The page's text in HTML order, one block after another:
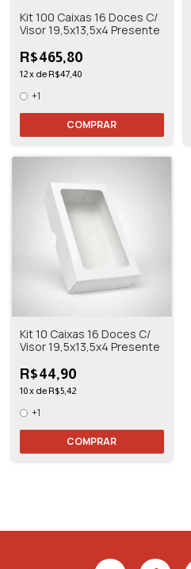
Kit 100 Caixas 16 Doces C/
Visor 19,5x13,5x4 Presente
R$465,80
12x de R$47,40
+1
COMPRAR
Kit 10 Caixas 16 Doces C/
Visor 19,5x13,5x4 Presente
R$44,90
10x de R$5,42
+1
COMPRAR